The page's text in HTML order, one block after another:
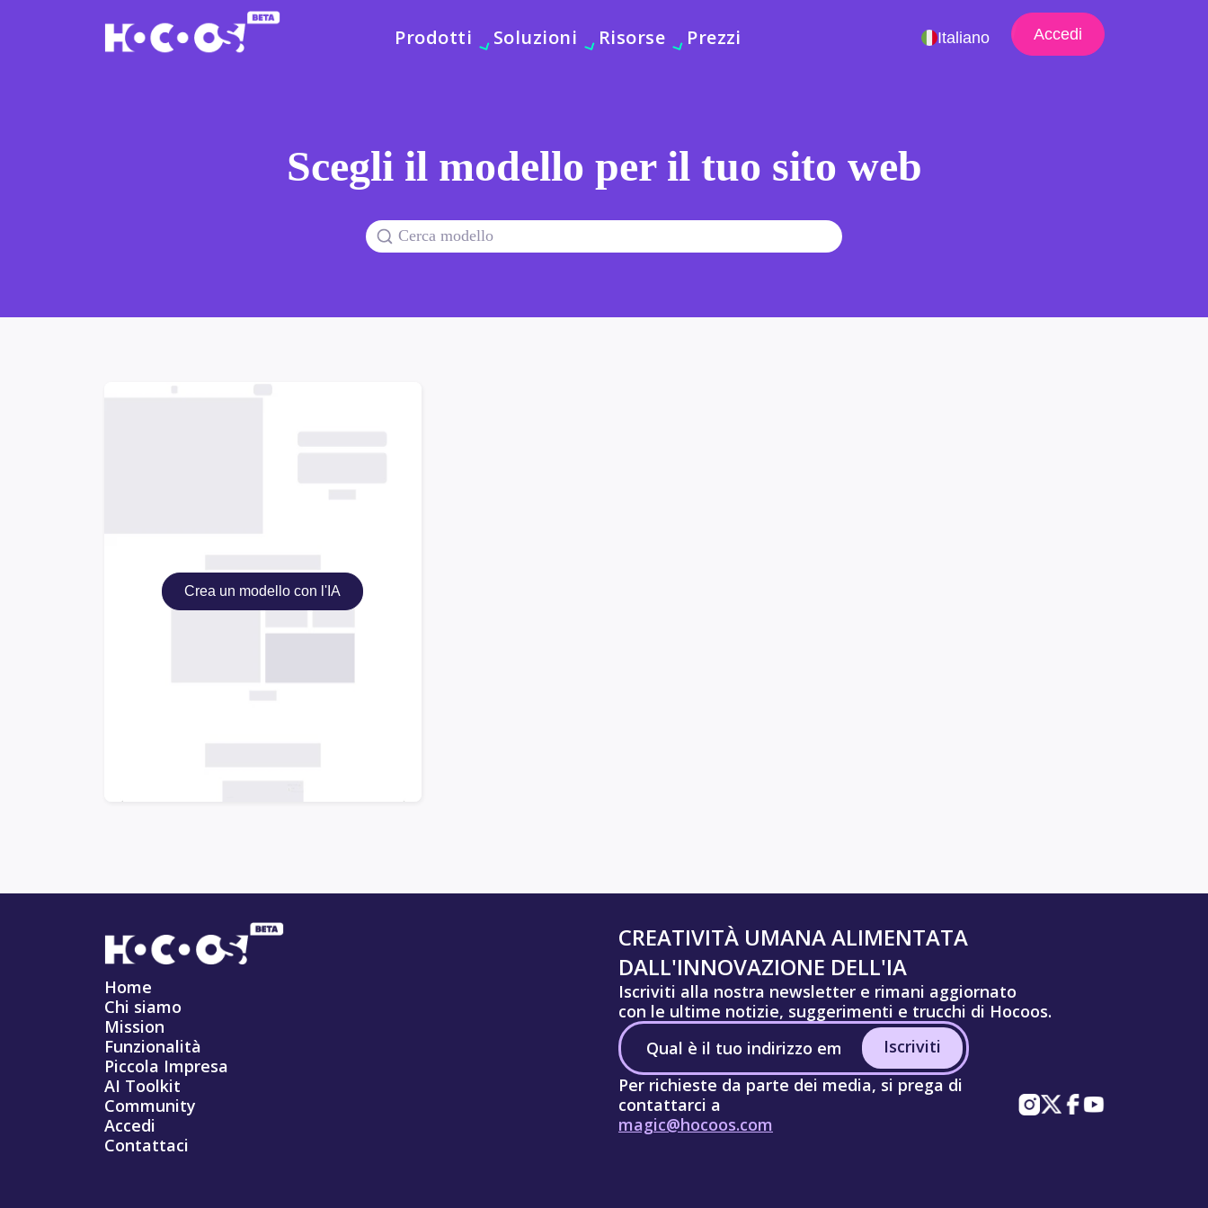
Prodotti Soluzioni Risorse Prezzi Italiano Accedi
Scegli il modello per il tuo sito web
Crea un modello con l'IA
Home
Chi siamo
Mission
Funzionalità
Piccola Impresa
AI Toolkit
Community
Accedi
Contattaci
CREATIVITÀ UMANA ALIMENTATA
DALL'INNOVAZIONE DELL'IA
Iscriviti alla nostra newsletter e rimani aggiornato
con le ultime notizie, suggerimenti e trucchi di Hocoos.
Iscriviti
Per richieste da parte dei media, si prega di
contattarci a
magic@hocoos.com